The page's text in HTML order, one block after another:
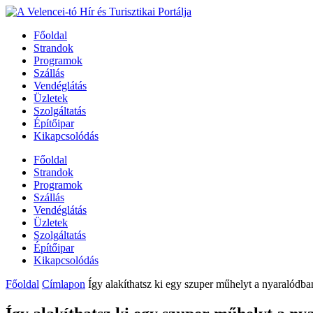
Főoldal
Strandok
Programok
Szállás
Vendéglátás
Üzletek
Szolgáltatás
Építőipar
Kikapcsolódás
Főoldal
Strandok
Programok
Szállás
Vendéglátás
Üzletek
Szolgáltatás
Építőipar
Kikapcsolódás
Főoldal Címlapon Így alakíthatsz ki egy szuper műhelyt a